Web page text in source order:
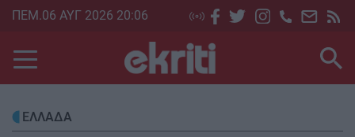
Skip
main
content
ΠΕΜ.06 ΑΥΓ 2026 20:06
ΕΛΛΑΔΑ